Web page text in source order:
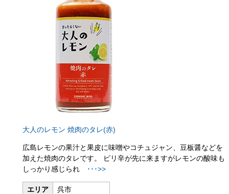
大人のレモン 焼肉のタレ(赤)
広島レモンの果汁と果皮に味噌やコチュジャン、豆板醤などを
加えた焼肉のタレです。 ピリ辛が先に来ますがレモンの酸味も
しっかり感じられ
･･･>>
エリア
呉市